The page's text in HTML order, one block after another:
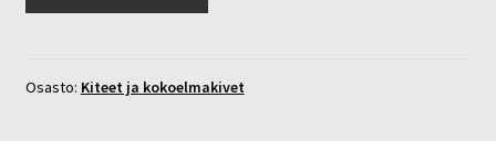
määrä
Osasto: Kiteet ja kokoelmakivet